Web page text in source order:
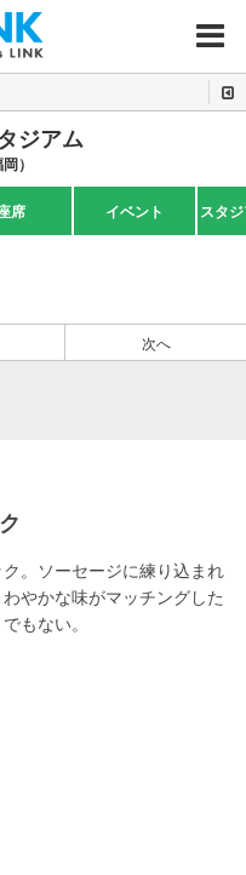
MENU
ジアム
）
席 イベント スタ
次へ
。ソーセージに練り込まれ
やかな味がマッチングした
もない。